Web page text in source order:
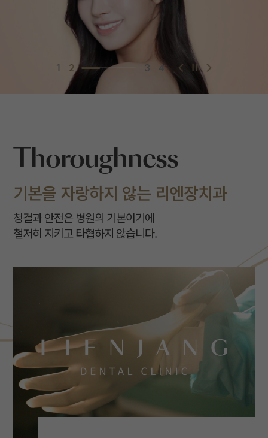
1 2 3 4
Thoroughness
기본을 자랑하지 않는 리엔장치과
청결과 안전은 병원의 기본이기에
철저히 지키고 타협하지 않습니다.